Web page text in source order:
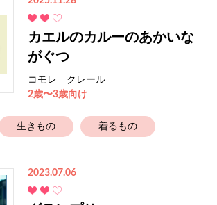
カエルのカルーのあかいな
がぐつ
コモレ クレール
2歳〜3歳向け
生きもの 着るもの
2023.07.06